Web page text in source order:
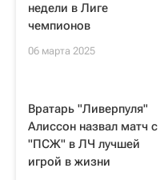
недели в Лиге
чемпионов
06 марта 2025
Вратарь "Ливерпуля"
Алиссон назвал матч с
"ПСЖ" в ЛЧ лучшей
игрой в жизни